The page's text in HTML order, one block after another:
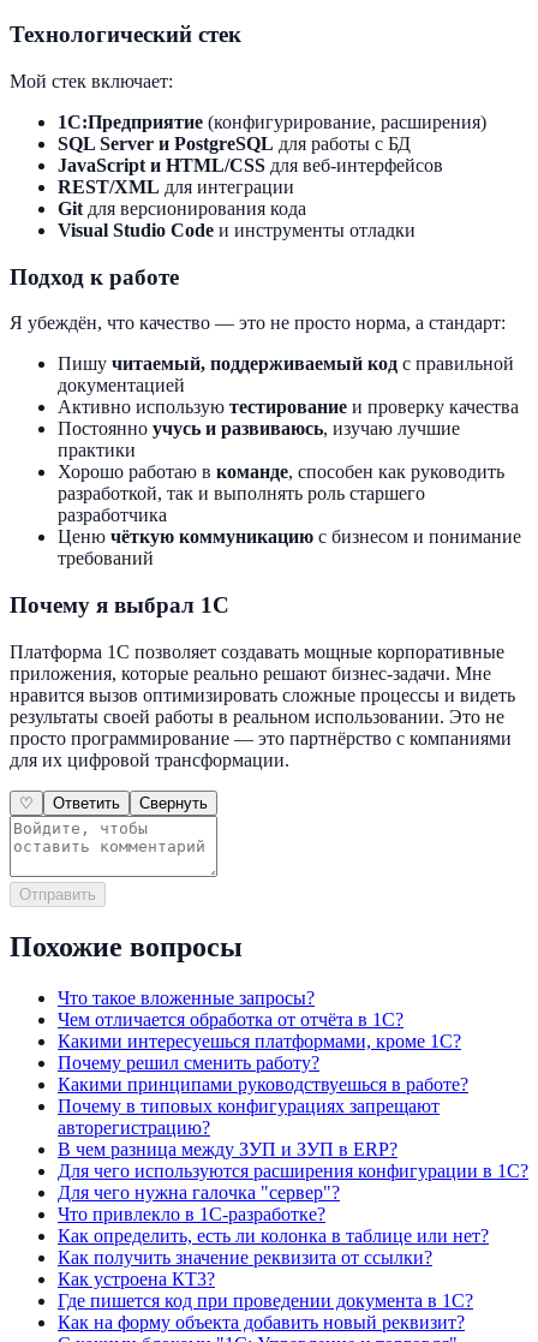
Технологический стек
Мой стек включает:
1С:Предприятие (конфигурирование, расширения)
SQL Server и PostgreSQL для работы с БД
JavaScript и HTML/CSS для веб-интерфейсов
REST/XML для интеграции
Git для версионирования кода
Visual Studio Code и инструменты отладки
Подход к работе
Я убеждён, что качество — это не просто норма, а стандарт:
Пишу читаемый, поддерживаемый код с правильной
документацией
Активно использую тестирование и проверку качества
Постоянно учусь и развиваюсь, изучаю лучшие
практики
Хорошо работаю в команде, способен как руководить
разработкой, так и выполнять роль старшего
разработчика
Ценю чёткую коммуникацию с бизнесом и понимание
требований
Почему я выбрал 1С
Платформа 1С позволяет создавать мощные корпоративные
приложения, которые реально решают бизнес-задачи. Мне
нравится вызов оптимизировать сложные процессы и видеть
результаты своей работы в реальном использовании. Это не
просто программирование — это партнёрство с компаниями
для их цифровой трансформации.
♡ Ответить Свернуть
Отправить
Похожие вопросы
Что такое вложенные запросы?
Чем отличается обработка от отчёта в 1С?
Какими интересуешься платформами, кроме 1С?
Почему решил сменить работу?
Какими принципами руководствуешься в работе?
Почему в типовых конфигурациях запрещают
авторегистрацию?
В чем разница между ЗУП и ЗУП в ERP?
Для чего используются расширения конфигурации в 1С?
Для чего нужна галочка "сервер"?
Что привлекло в 1С-разработке?
Как определить, есть ли колонка в таблице или нет?
Как получить значение реквизита от ссылки?
Как устроена КТ3?
Где пишется код при проведении документа в 1С?
Как на форму объекта добавить новый реквизит?